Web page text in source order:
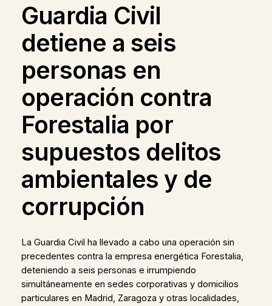
Guardia Civil
detiene a seis
personas en
operación contra
Forestalia por
supuestos delitos
ambientales y de
corrupción
La Guardia Civil ha llevado a cabo una operación sin
precedentes contra la empresa energética Forestalia,
deteniendo a seis personas e irrumpiendo
simultáneamente en sedes corporativas y domicilios
particulares en Madrid, Zaragoza y otras localidades,